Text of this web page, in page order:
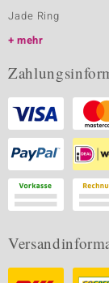
Jade Ring
mehr